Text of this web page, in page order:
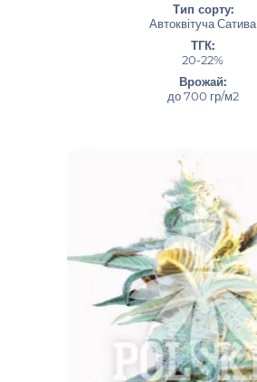
Тип сорту:
Автоквітуча Сатива
ТГК:
20-22%
Врожай:
до 700 гр/м2